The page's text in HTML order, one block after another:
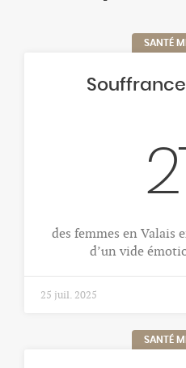
SANTÉ
des femmes en Valais
d’un vide
25 juil. 2025
SANTÉ